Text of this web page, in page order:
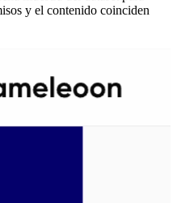
y el contenido coinciden